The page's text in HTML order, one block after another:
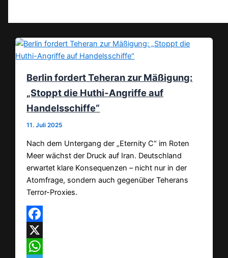
Berlin fordert Teheran zur Mäßigung:
„Stoppt die Huthi-Angriffe auf
Handelsschiffe“
11. Juli 2025
Nach dem Untergang der „Eternity C“ im Roten
Meer wächst der Druck auf Iran. Deutschland
erwartet klare Konsequenzen – nicht nur in der
Atomfrage, sondern auch gegenüber Teherans
Terror-Proxies.
Facebook
X